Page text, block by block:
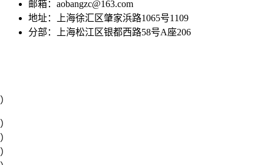
邮箱：aobangzc@163.com
地址：上海徐汇区肇家浜路1065号1109
分部：上海松江区银都西路58号A座206